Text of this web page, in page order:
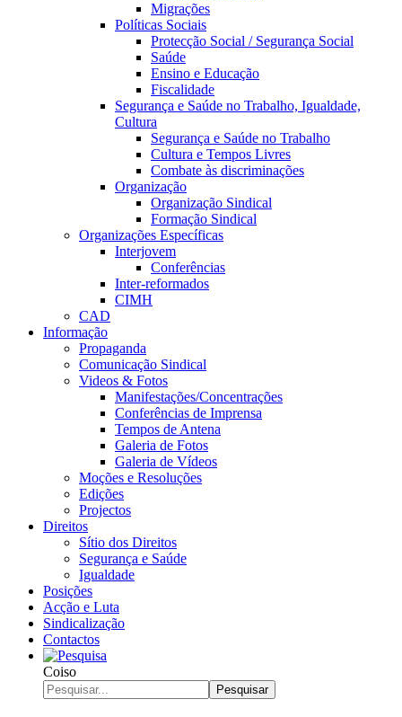
Migrações
Políticas Sociais
Protecção Social / Segurança Social
Saúde
Ensino e Educação
Fiscalidade
Segurança e Saúde no Trabalho, Igualdade,
Cultura
Segurança e Saúde no Trabalho
Cultura e Tempos Livres
Combate às discriminações
Organização
Organização Sindical
Formação Sindical
Organizações Específicas
Interjovem
Conferências
Inter-reformados
CIMH
CAD
Informação
Propaganda
Comunicação Sindical
Videos & Fotos
Manifestações/Concentrações
Conferências de Imprensa
Tempos de Antena
Galeria de Fotos
Galeria de Vídeos
Moções e Resoluções
Edições
Projectos
Direitos
Sítio dos Direitos
Segurança e Saúde
Igualdade
Posições
Acção e Luta
Sindicalização
Contactos
Coiso
Pesquisar